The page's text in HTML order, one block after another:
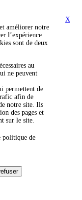
X
améliorer notre
l’expérience
sont de deux
au
ne peuvent
permettent de
afin de
notre site. Ils
des pages et
sur le site.
politique de